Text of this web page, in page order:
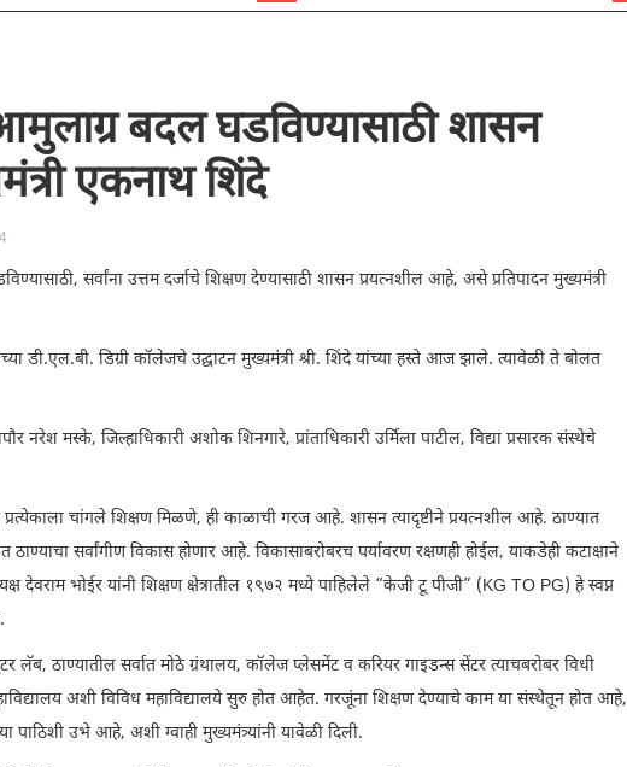
बदल घडविण्यासाठी शासन
एकनाथ शिंदे
सर्वांना उत्तम दर्जाचे शिक्षण देण्यासाठी शासन प्रयत्नशील आहे, असे प्रतिपादन मुख्यमंत्री
डी.एल.बी. डिग्री कॉलेजचे उद्घाटन मुख्यमंत्री श्री. शिंदे यांच्या हस्ते आज झाले. त्यावेळी ते बोलत
नरेश मस्के, जिल्हाधिकारी अशोक शिनगारे, प्रांताधिकारी उर्मिला पाटील, विद्या प्रसारक संस्थेचे
प्रत्येकाला चांगले शिक्षण मिळणे, ही काळाची गरज आहे. शासन त्यादृष्टीने प्रयत्नशील आहे. ठाण्यात
सर्वांगीण विकास होणार आहे. विकासाबरोबरच पर्यावरण रक्षणही होईल, याकडेही कटाक्षाने
देवराम भोईर यांनी शिक्षण क्षेत्रातील १९७२ मध्ये पाहिलेले “केजी टू पीजी” (KG TO PG) हे स्वप्न
लॅब, ठाण्यातील सर्वात मोठे ग्रंथालय, कॉलेज प्लेसमेंट व करियर गाइडन्स सेंटर त्याचबरोबर विधी
अशी विविध महाविद्यालये सुरु होत आहेत. गरजूंना शिक्षण देण्याचे काम या संस्थेतून होत आहे,
उभे आहे, अशी ग्वाही मुख्यमंत्र्यांनी यावेळी दिली.